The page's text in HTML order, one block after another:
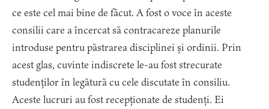
ce este cel mai bine de făcut. A fost o voce în aceste
consilii care a încercat să contracareze planurile
introduse pentru păstrarea disciplinei și ordinii. Prin
acest glas, cuvinte indiscrete le-au fost strecurate
studenților în legătură cu cele discutate în consiliu.
Aceste lucruri au fost recepționate de studenți. Ei